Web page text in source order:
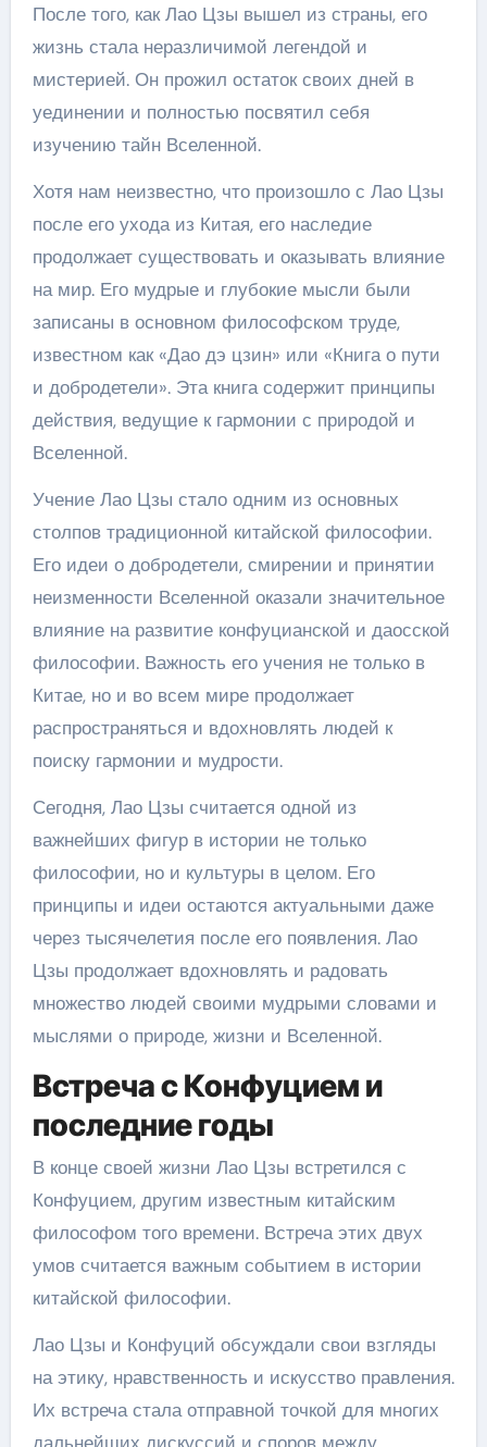
После того, как Лао Цзы вышел из страны, его
жизнь стала неразличимой легендой и
мистерией. Он прожил остаток своих дней в
уединении и полностью посвятил себя
изучению тайн Вселенной.
Хотя нам неизвестно, что произошло с Лао Цзы
после его ухода из Китая, его наследие
продолжает существовать и оказывать влияние
на мир. Его мудрые и глубокие мысли были
записаны в основном философском труде,
известном как «Дао дэ цзин» или «Книга о пути
и добродетели». Эта книга содержит принципы
действия, ведущие к гармонии с природой и
Вселенной.
Учение Лао Цзы стало одним из основных
столпов традиционной китайской философии.
Его идеи о добродетели, смирении и принятии
неизменности Вселенной оказали значительное
влияние на развитие конфуцианской и даосской
философии. Важность его учения не только в
Китае, но и во всем мире продолжает
распространяться и вдохновлять людей к
поиску гармонии и мудрости.
Сегодня, Лао Цзы считается одной из
важнейших фигур в истории не только
философии, но и культуры в целом. Его
принципы и идеи остаются актуальными даже
через тысячелетия после его появления. Лао
Цзы продолжает вдохновлять и радовать
множество людей своими мудрыми словами и
мыслями о природе, жизни и Вселенной.
Встреча с Конфуцием и
последние годы
В конце своей жизни Лао Цзы встретился с
Конфуцием, другим известным китайским
философом того времени. Встреча этих двух
умов считается важным событием в истории
китайской философии.
Лао Цзы и Конфуций обсуждали свои взгляды
на этику, нравственность и искусство правления.
Их встреча стала отправной точкой для многих